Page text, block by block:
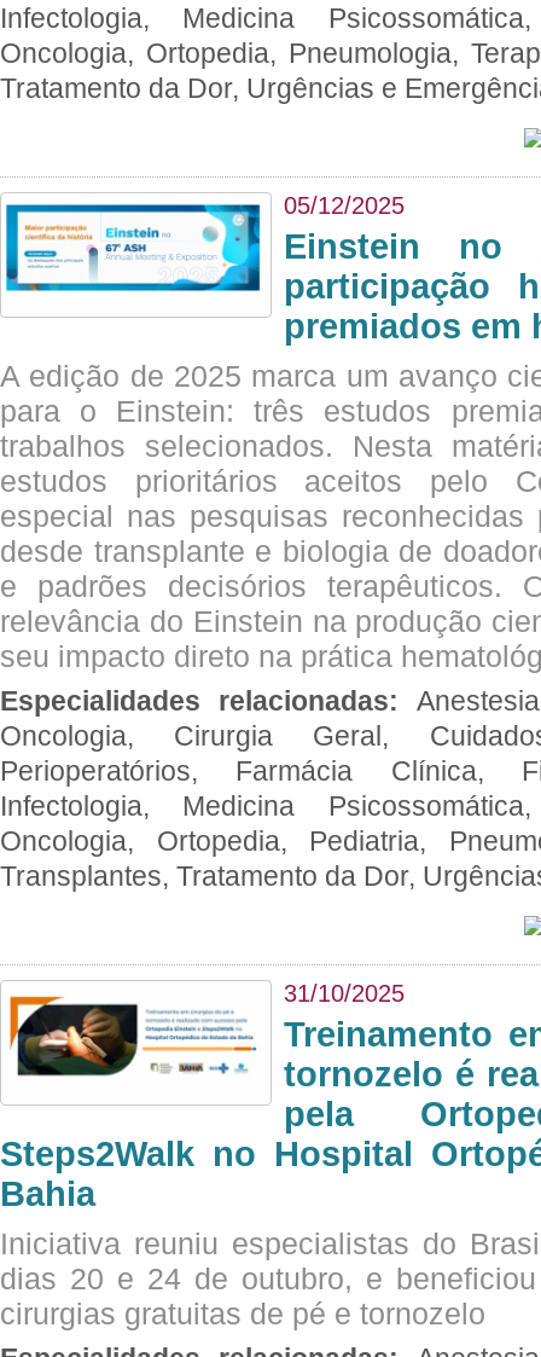
Infectologia, Medicina
Oncologia, Ortopedia, Pneumologia,
Tratamento da Dor, Urgências e
05/12/2025
Einstein no
participação
premiados em
A edição de 2025 marca um avanço
para o Einstein: três estudos
trabalhos selecionados. Nesta
estudos prioritários aceitos pelo
especial nas pesquisas
desde transplante e biologia de
e padrões decisórios terapêuticos.
relevância do Einstein na produção
seu impacto direto na prática
Especialidades relacionadas:
Oncologia, Cirurgia Geral,
Perioperatórios, Farmácia Clínica,
Infectologia, Medicina
Oncologia, Ortopedia, Pediatria,
Transplantes, Tratamento da Dor,
31/10/2025
Treinamento
tornozelo é
pela
Steps2Walk no Hospital
Bahia
Iniciativa reuniu especialistas do
dias 20 e 24 de outubro, e
cirurgias gratuitas de pé e tornozelo